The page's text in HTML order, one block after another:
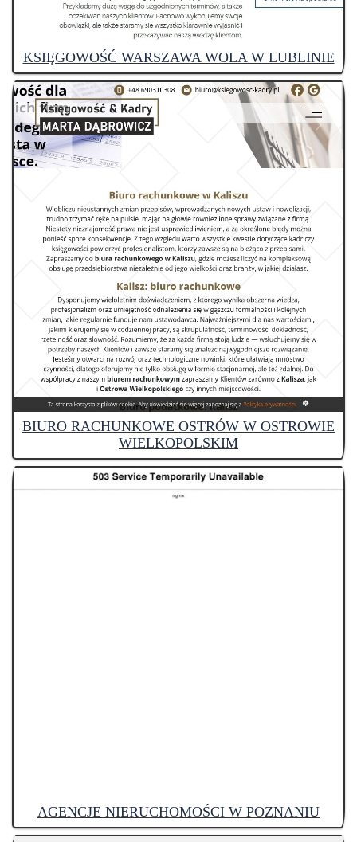
KSIĘGOWOŚĆ WARSZAWA WOLA W LUBLINIE
BIURO RACHUNKOWE OSTRÓW W OSTROWIE
WIELKOPOLSKIM
AGENCJE NIERUCHOMOŚCI W POZNANIU